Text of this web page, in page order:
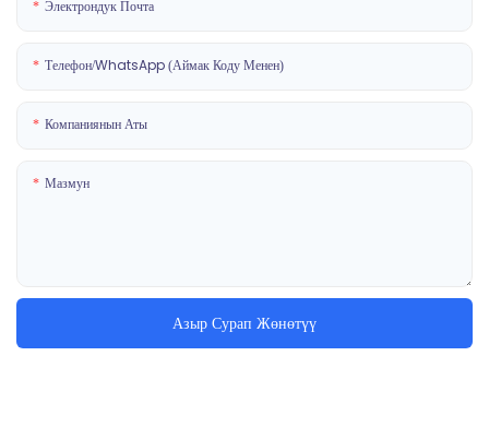
Электрондук Почта
Телефон/WhatsApp (Аймак Коду Менен)
Компаниянын Аты
Мазмун
Азыр Сурап Жөнөтүү